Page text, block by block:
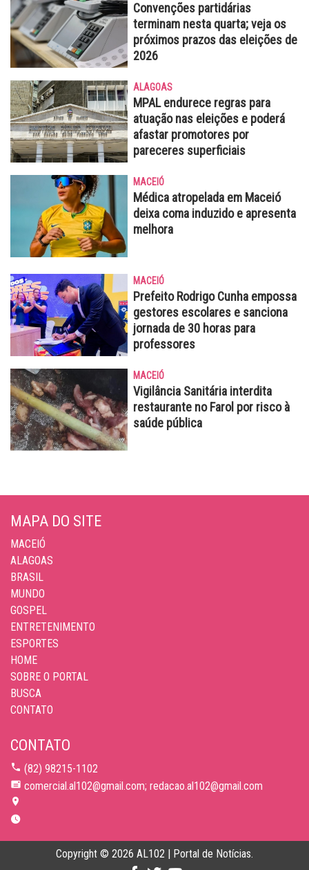
Convenções partidárias
terminam nesta quarta; veja os
próximos prazos das eleições de
2026
ALAGOAS
MPAL endurece regras para
atuação nas eleições e poderá
afastar promotores por
pareceres superficiais
MACEIÓ
Médica atropelada em Maceió
deixa coma induzido e apresenta
melhora
MACEIÓ
Prefeito Rodrigo Cunha empossa
gestores escolares e sanciona
jornada de 30 horas para
professores
MACEIÓ
Vigilância Sanitária interdita
restaurante no Farol por risco à
saúde pública
MAPA DO SITE
MACEIÓ
ALAGOAS
BRASIL
MUNDO
GOSPEL
ENTRETENIMENTO
ESPORTES
HOME
SOBRE O PORTAL
BUSCA
CONTATO
CONTATO
(82) 98215-1102
comercial.al102@gmail.com; redacao.al102@gmail.com
Copyright © 2026 AL102 | Portal de Notícias.